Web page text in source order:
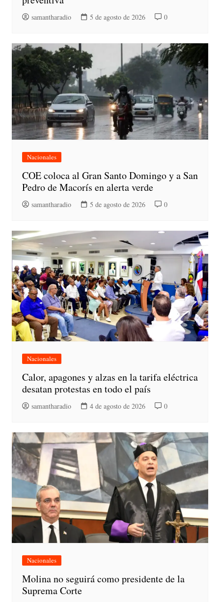
samantharadio 5 de agosto de 2026 0
Nacionales
COE coloca al Gran Santo Domingo y a San
Pedro de Macorís en alerta verde
samantharadio 5 de agosto de 2026 0
Nacionales
Calor, apagones y alzas en la tarifa eléctrica
desatan protestas en todo el país
samantharadio 4 de agosto de 2026 0
Nacionales
Molina no seguirá como presidente de la
Suprema Corte